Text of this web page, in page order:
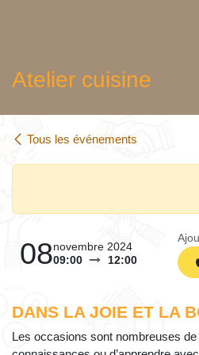
Atelier cuisine
Tous les événements
08novembre 2024
09:00
12:00
DANS LA JOIE ET LA
Les occasions sont nombreuses